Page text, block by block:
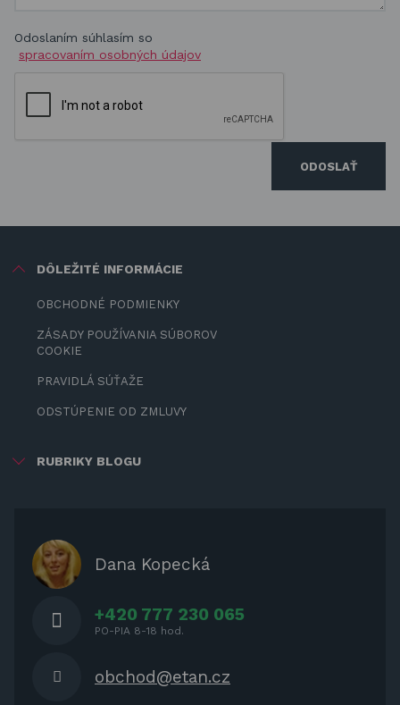
Odoslaním súhlasím so
spracovaním osobných údajov
ODOSLAŤ
DÔLEŽITÉ INFORMÁCIE
OBCHODNÉ PODMIENKY
ZÁSADY POUŽÍVANIA SÚBOROV
COOKIE
PRAVIDLÁ SÚŤAŽE
ODSTÚPENIE OD ZMLUVY
RUBRIKY BLOGU
OCHRANNÉ KRYTY PRE
ZÁHRADNÝ NÁBYTOK
Dana Kopecká
+420 777 230 065
PO-PIA 8-18 hod.
obchod@etan.cz